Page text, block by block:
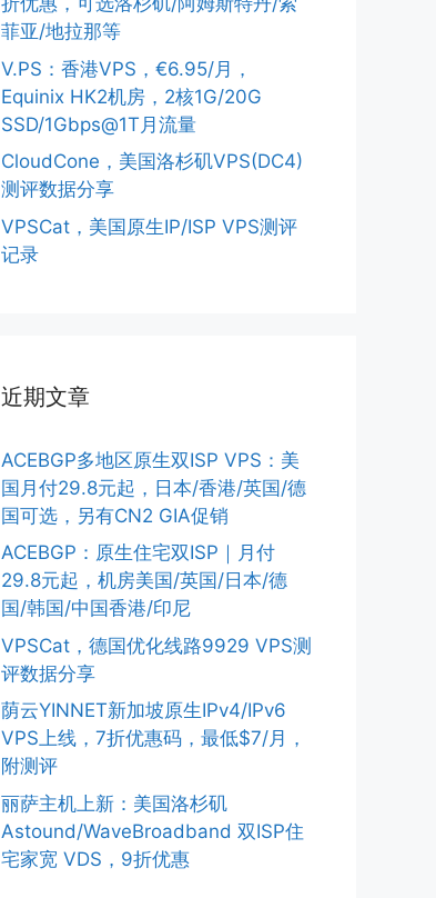
菲亚/地拉那等
V.PS：香港VPS，€6.95/月，
Equinix HK2机房，2核1G/20G
SSD/1Gbps@1T月流量
CloudCone，美国洛杉矶VPS(DC4)
测评数据分享
VPSCat，美国原生IP/ISP VPS测评
记录
近期文章
ACEBGP多地区原生双ISP VPS：美
国月付29.8元起，日本/香港/英国/德
国可选，另有CN2 GIA促销
ACEBGP：原生住宅双ISP｜月付
29.8元起，机房美国/英国/日本/德
国/韩国/中国香港/印尼
VPSCat，德国优化线路9929 VPS测
评数据分享
荫云YINNET新加坡原生IPv4/IPv6
VPS上线，7折优惠码，最低$7/月，
附测评
丽萨主机上新：美国洛杉矶
Astound/WaveBroadband 双ISP住
宅家宽 VDS，9折优惠